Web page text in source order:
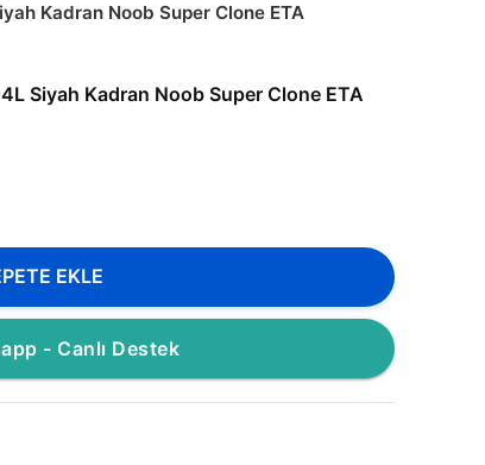
Kadran Noob Super Clone ETA
Siyah Kadran Noob Super Clone ETA
EKLE
- Canlı Destek